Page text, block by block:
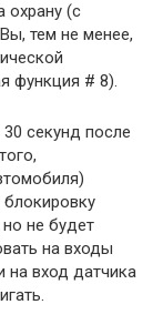
охрану (с
тем не менее,
функция # 8).
секунд после
не будет
на входы
на вход датчика